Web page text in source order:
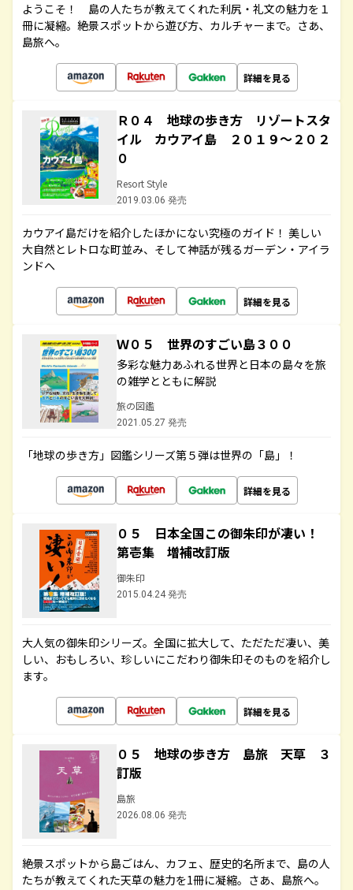
ようこそ！ 島の人たちが教えてくれた利尻・礼文の魅力を１
冊に凝縮。絶景スポットから遊び方、カルチャーまで。さあ、
島旅へ。
詳細を見る
Ｒ０４ 地球の歩き方 リゾートスタ
イル カウアイ島 ２０１９～２０２
０
Resort Style
2019.03.06 発売
カウアイ島だけを紹介したほかにない究極のガイド！ 美しい
大自然とレトロな町並み、そして神話が残るガーデン・アイラ
ンドへ
詳細を見る
Ｗ０５ 世界のすごい島３００
多彩な魅力あふれる世界と日本の島々を旅
の雑学とともに解説
旅の図鑑
2021.05.27 発売
「地球の歩き方」図鑑シリーズ第５弾は世界の「島」！
詳細を見る
０５ 日本全国この御朱印が凄い！
第壱集 増補改訂版
御朱印
2015.04.24 発売
大人気の御朱印シリーズ。全国に拡大して、ただただ凄い、美
しい、おもしろい、珍しいにこだわり御朱印そのものを紹介し
ます。
詳細を見る
０５ 地球の歩き方 島旅 天草 ３
訂版
島旅
2026.08.06 発売
絶景スポットから島ごはん、カフェ、歴史的名所まで、島の人
たちが教えてくれた天草の魅力を1冊に凝縮。さあ、島旅へ。